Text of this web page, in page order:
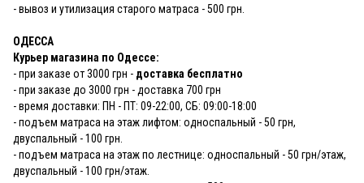
- вывоз и утилизация старого матраса - 500 грн.
ОДЕССА
Курьер магазина по Одессе:
- при заказе от 3000 грн - доставка бесплатно
- при заказе до 3000 грн - доставка 700 грн
- время доставки: ПН - ПТ: 09-22:00, СБ: 09:00-18:00
- подъем матраса на этаж лифтом: односпальный - 50 грн,
двуспальный - 100 грн.
- подъем матраса на этаж по лестнице: односпальный - 50 грн/этаж,
двуспальный - 100 грн/этаж.